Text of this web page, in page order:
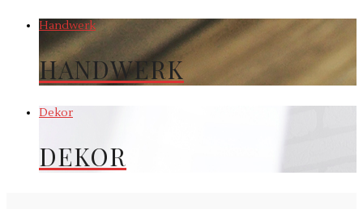
Handwerk
HANDWERK
Dekor
DEKOR